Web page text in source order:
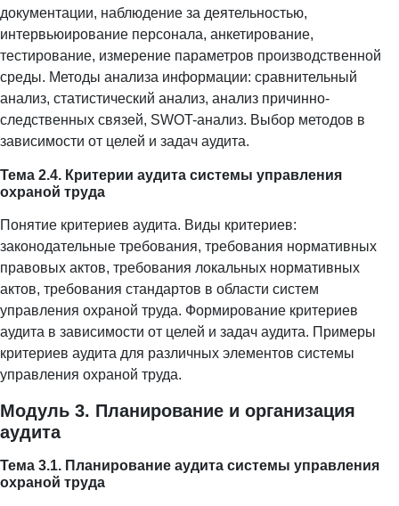
документации, наблюдение за деятельностью,
интервьюирование персонала, анкетирование,
тестирование, измерение параметров производственной
среды. Методы анализа информации: сравнительный
анализ, статистический анализ, анализ причинно-
следственных связей, SWOT-анализ. Выбор методов в
зависимости от целей и задач аудита.
Тема 2.4. Критерии аудита системы управления
охраной труда
Понятие критериев аудита. Виды критериев:
законодательные требования, требования нормативных
правовых актов, требования локальных нормативных
актов, требования стандартов в области систем
управления охраной труда. Формирование критериев
аудита в зависимости от целей и задач аудита. Примеры
критериев аудита для различных элементов системы
управления охраной труда.
Модуль 3. Планирование и организация
аудита
Тема 3.1. Планирование аудита системы управления
охраной труда